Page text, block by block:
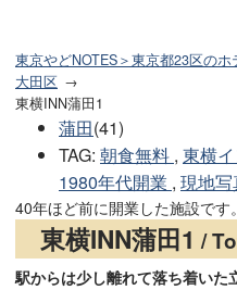
東京やどNOTES＞東京都23区のホ
大田区
東横INN蒲田1
蒲田(41)
TAG: 朝食無料 , 東横
1980年代開業 , 現地写
40年ほど前に開業した施設です。
東横INN蒲田1 /
駅からは少し離れて落ち着いた